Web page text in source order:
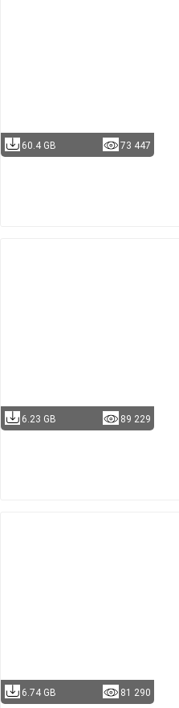
60.4 GB 73 447
6.23 GB 89 229
6.74 GB 81 290